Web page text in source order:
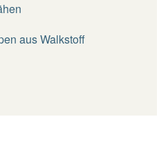
aus Walkstoff